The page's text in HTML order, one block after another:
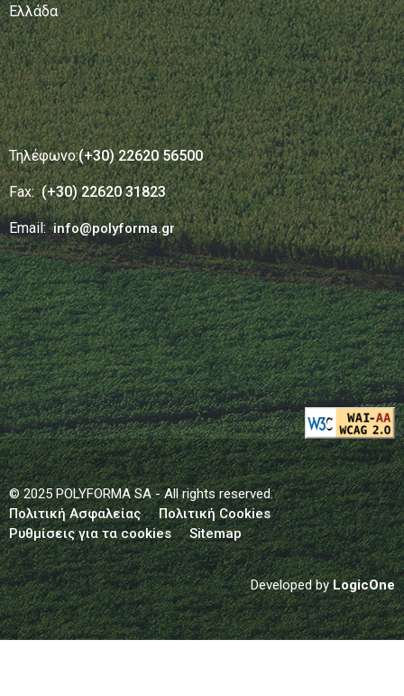
Ελλάδα
Τηλέφωνο:(+30) 22620 56500
Fax:(+30) 22620 31823
Email:info@polyforma.gr
© 2025 POLYFORMA SA - All rights reserved.
Πολιτική Ασφαλείας
Πολιτική Cookies
Ρυθμίσεις για τα cookies
Sitemap
Developed byLogicOne